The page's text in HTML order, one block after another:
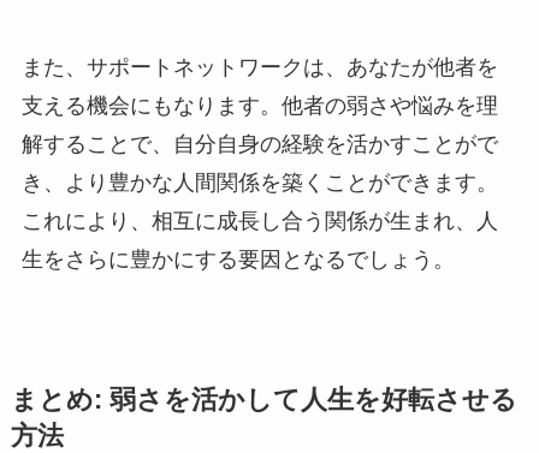
また、サポートネットワークは、あなたが他者を
支える機会にもなります。他者の弱さや悩みを理
解することで、自分自身の経験を活かすことがで
き、より豊かな人間関係を築くことができます。
これにより、相互に成長し合う関係が生まれ、人
生をさらに豊かにする要因となるでしょう。
まとめ: 弱さを活かして人生を好転させる
方法